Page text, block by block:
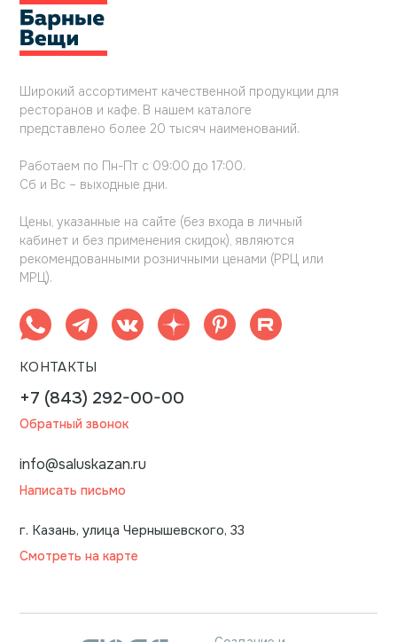
Широкий ассортимент качественной продукции для
ресторанов и кафе. В нашем каталоге
представлено более 20 тысяч наименований.
Работаем по Пн-Пт с 09:00 до 17:00.
Сб и Вс – выходные дни.
Цены, указанные на сайте (без входа в личный
кабинет и без применения скидок), являются
рекомендованными розничными ценами (РРЦ или
МРЦ).
КОНТАКТЫ
+7 (843) 292-00-00
Обратный звонок
info@saluskazan.ru
Написать письмо
г. Казань, улица Чернышевского, 33
Смотреть на карте